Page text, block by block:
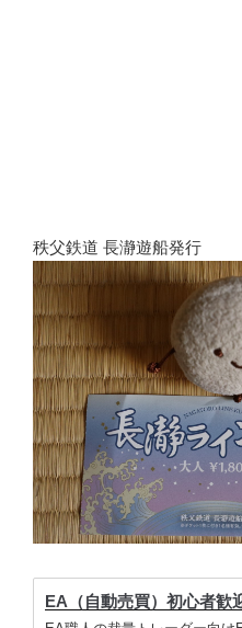
秩父鉄道 長瀞遊船発行
EA（自動売買）初心者歓